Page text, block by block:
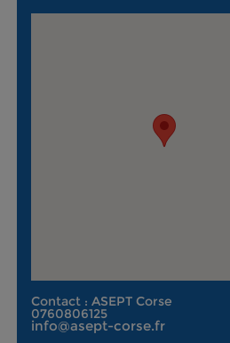
Contact : ASEPT Corse
0760806125
info@asept-corse.fr